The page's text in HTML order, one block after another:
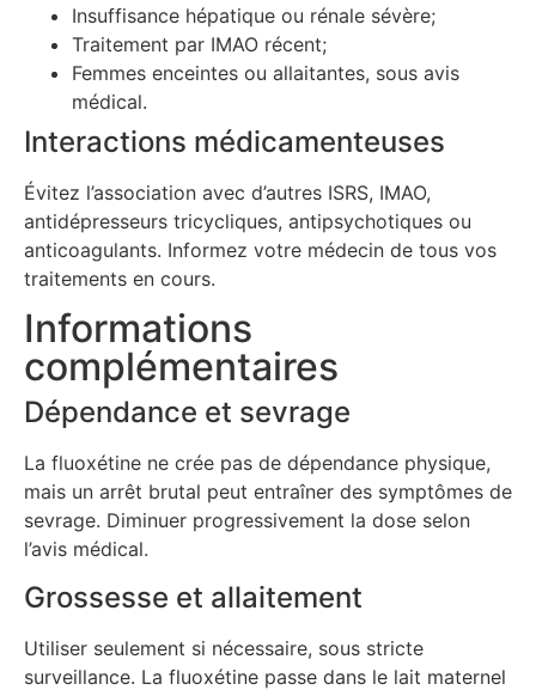
Insuffisance hépatique ou rénale sévère;
Traitement par IMAO récent;
Femmes enceintes ou allaitantes, sous avis
médical.
Interactions médicamenteuses
Évitez l’association avec d’autres ISRS, IMAO,
antidépresseurs tricycliques, antipsychotiques ou
anticoagulants. Informez votre médecin de tous vos
traitements en cours.
Informations
complémentaires
Dépendance et sevrage
La fluoxétine ne crée pas de dépendance physique,
mais un arrêt brutal peut entraîner des symptômes de
sevrage. Diminuer progressivement la dose selon
l’avis médical.
Grossesse et allaitement
Utiliser seulement si nécessaire, sous stricte
surveillance. La fluoxétine passe dans le lait maternel